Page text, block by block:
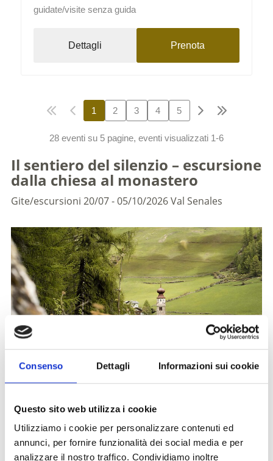
Consenso Dettagli Informazioni sui cookie
Questo sito web utilizza i cookie
Utilizziamo i cookie per personalizzare contenuti ed
annunci, per fornire funzionalità dei social media e per
analizzare il nostro traffico. Condividiamo inoltre
guidate/visite senza guida
Dettagli Prenota
1 2 3 4 5
28 eventi su 5 pagine, eventi visualizzati 1-6
Il sentiero del silenzio – escursione
dalla chiesa al monastero
Gite/escursioni 20/07 - 05/10/2026Val Senales
La chiesa santuario di Madonna di Senales troneggia
maestosa sulla sua roccia. È il punto di partenza di